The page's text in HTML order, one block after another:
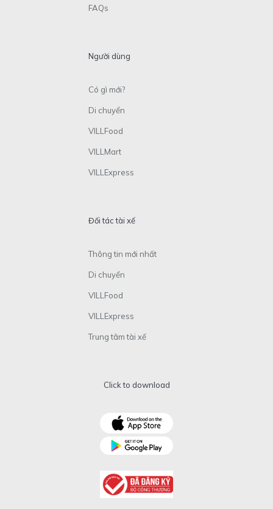
FAQs
Người dùng
Có gì mới?
Di chuyển
VILLFood
VILLMart
VILLExpress
Đối tác tài xế
Thông tin mới nhất
Di chuyển
VILLFood
VILLExpress
Trung tâm tài xế
Click to download